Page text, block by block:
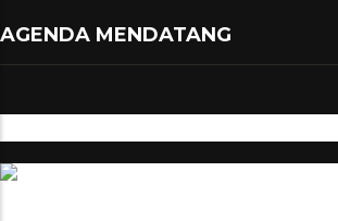
AGENDA MENDATANG